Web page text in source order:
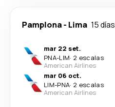
Pamplona- Lima 15 días
mar 22 set.
PNA-LIM· 2 escalas
American Airlines
mar 06 oct.
LIM-PNA· 2 escalas
American Airlines